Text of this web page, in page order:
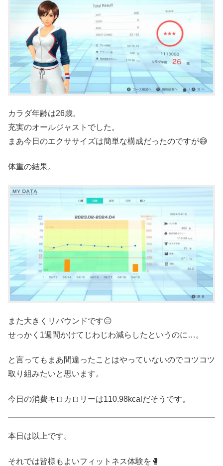
カラダ年齢は26歳。
充実のオールジャストでした。
まあ今日のエクササイズは簡単な構成だったのですが😅
体重の結果。
また大きくリバウンドです😑
せっかく1週間かけてじわじわ減らしたというのに…。
と言ってもまあ間違ったことはやっていないのでコツコツ
取り組みたいと思います。
今日の消費キロカロリーは110.98kcalだそうです。
本日は以上です。
それでは皆様もよいフィットネス体験を🥊